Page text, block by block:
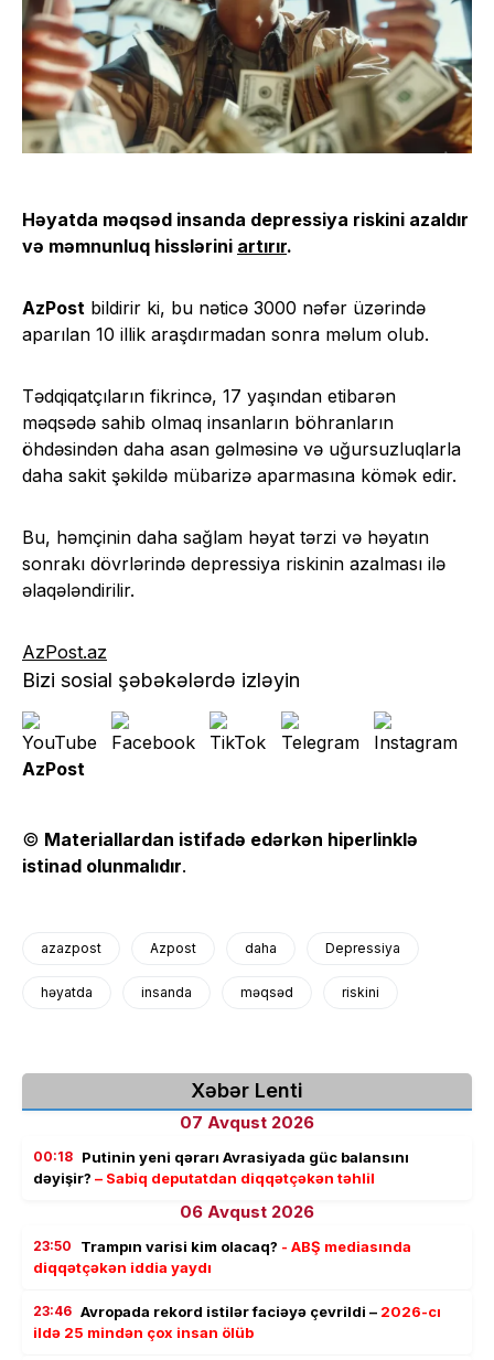
Həyatda məqsəd insanda depressiya riskini azaldır
və məmnunluq hisslərini artırır.
AzPost bildirir ki, bu nəticə 3000 nəfər üzərində
aparılan 10 illik araşdırmadan sonra məlum olub.
Tədqiqatçıların fikrincə, 17 yaşından etibarən
məqsədə sahib olmaq insanların böhranların
öhdəsindən daha asan gəlməsinə və uğursuzluqlarla
daha sakit şəkildə mübarizə aparmasına kömək edir.
Bu, həmçinin daha sağlam həyat tərzi və həyatın
sonrakı dövrlərində depressiya riskinin azalması ilə
əlaqələndirilir.
AzPost.az
Bizi sosial şəbəkələrdə izləyin
AzPost
© Materiallardan istifadə edərkən hiperlinklə
istinad olunmalıdır.
azazpost Azpost daha Depressiya
həyatda insanda məqsəd riskini
Xəbər Lenti
07 Avqust 2026
00:18 Putinin yeni qərarı Avrasiyada güc balansını
dəyişir? – Sabiq deputatdan diqqətçəkən təhlil
06 Avqust 2026
23:50 Trampın varisi kim olacaq? - ABŞ mediasında
diqqətçəkən iddia yaydı
23:46 Avropada rekord istilər faciəyə çevrildi – 2026-cı
ildə 25 mindən çox insan ölüb